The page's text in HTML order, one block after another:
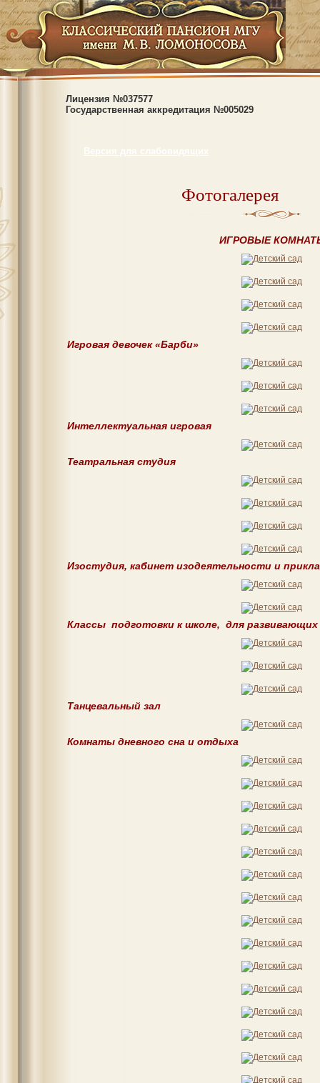
Лицензия №037577
Государственная аккредитация №005029
Версия для слабовидящих
Фотогалерея
ИГРОВЫЕ
Игровая девочек «Барби»
Интеллектуальная игровая
Театральная студия
Изостудия, кабинет изодеятельности и
Классы подготовки к школе, для развивающих
Танцевальный зал
Комнаты дневного сна и отдыха